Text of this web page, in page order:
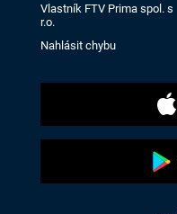
Vlastník FTV Prima spol. s
r.o.
Nahlásit chybu